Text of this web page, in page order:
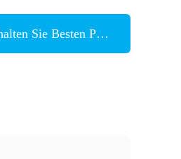
Sie Besten Preis